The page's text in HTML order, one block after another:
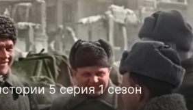
5 серия 1 сезон
10 92
Открыть приложение